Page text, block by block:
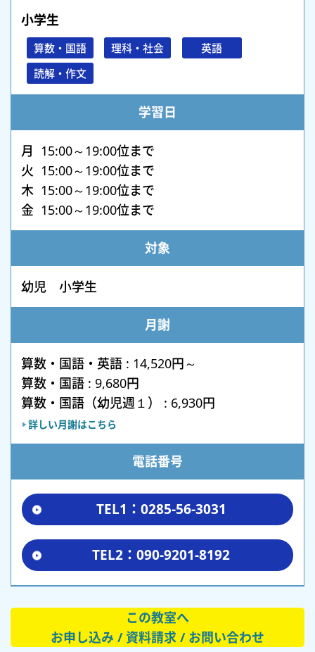
小学生
算数・国語 理科・社会
英語
読解・作文
学習日
月 15:00～19:00位まで
火 15:00～19:00位まで
木 15:00～19:00位まで
金 15:00～19:00位まで
対象
幼児 小学生
月謝
算数・国語・英語 : 14,520円～
算数・国語 : 9,680円
算数・国語（幼児週１） : 6,930円
詳しい月謝はこちら
電話番号
TEL1：0285-56-3031
TEL2：090-9201-8192
この教室へ
お申し込み / 資料請求 / お問い合わせ